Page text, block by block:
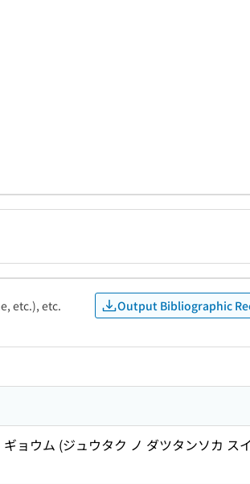
etc.), etc. Output Bibliographic
ョウム (ジュウタク ノ ダツタンソカ ス